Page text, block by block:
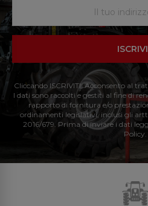
Cliccando ISCRIVITI: Acconsento al
I dati sono raccolti e gestiti al fine di
rapporto di fornitura e/o
ordinamenti legislativi, inclusi gli
2016/679. Prima di inviare i dati
Policy.